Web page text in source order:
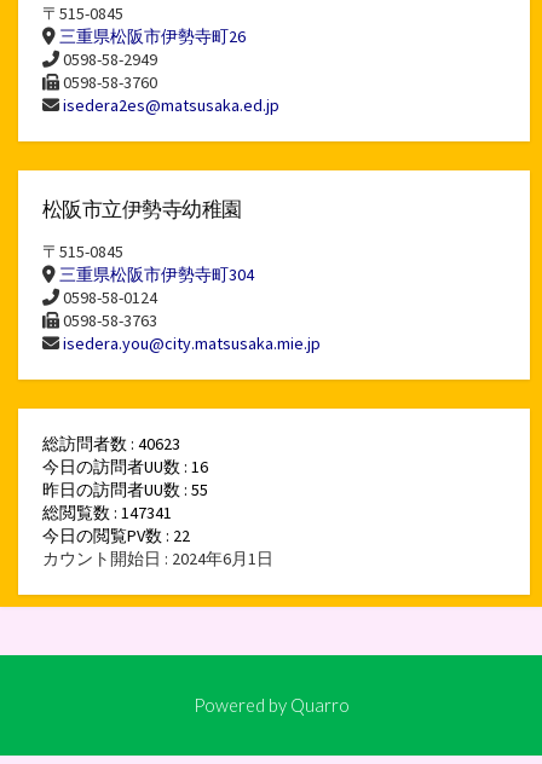
〒515-0845
三重県松阪市伊勢寺町26
0598-58-2949
0598-58-3760
isedera2es@matsusaka.ed.jp
松阪市立伊勢寺幼稚園
〒515-0845
三重県松阪市伊勢寺町304
0598-58-0124
0598-58-3763
isedera.you@city.matsusaka.mie.jp
総訪問者数 : 40623
今日の訪問者UU数 : 16
昨日の訪問者UU数 : 55
総閲覧数 : 147341
今日の閲覧PV数 : 22
カウント開始日 : 2024年6月1日
Powered by Quarro